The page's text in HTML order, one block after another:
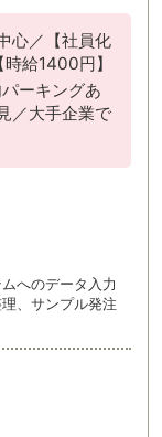
心／【社員化
給1400円】
ーキングあ
／大手企業で
へのデータ入力
、サンプル発注